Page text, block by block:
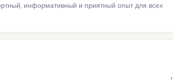
информативный и приятный опыт для всех
›